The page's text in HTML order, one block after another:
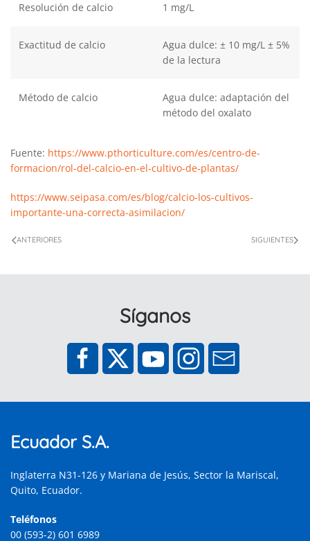
Resolución de calcio 1 mg/L
Exactitud de calcio
Agua dulce: ± 10 mg/L ± 5%
de la lectura
Método de calcio
Agua dulce: adaptación del
método del oxalato
Fuente: https://www.pthorticulture.com/es/centro-de-
formacion/rol-del-calcio-en-el-cultivo-de-plantas/
https://www.seipasa.com/es/blog/calcio-los-cultivos-
importante-una-correcta-asimilacion/
ANTERIORES SIGUIENTES
Síganos
Ecuador S.A.
Inglaterra N31-126 y Mariana de Jesús, Sector la Mariscal,
Quito, Ecuador.
Teléfonos
00 (593-2) 601 6989